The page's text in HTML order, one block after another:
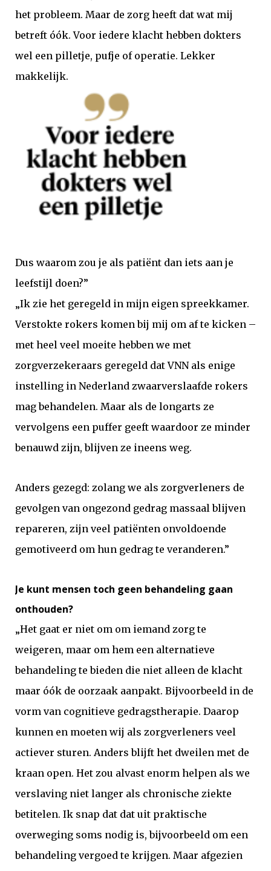
het probleem. Maar de zorg heeft dat wat mij
betreft óók. Voor iedere klacht hebben dokters
wel een pilletje, pufje of operatie. Lekker
makkelijk.
Dus waarom zou je als patiënt dan iets aan je
leefstijl doen?”
„Ik zie het geregeld in mijn eigen spreekkamer.
Verstokte rokers komen bij mij om af te kicken –
met heel veel moeite hebben we met
zorgverzekeraars geregeld dat VNN als enige
instelling in Nederland zwaarverslaafde rokers
mag behandelen. Maar als de longarts ze
vervolgens een puffer geeft waardoor ze minder
benauwd zijn, blijven ze ineens weg.
Anders gezegd: zolang we als zorgverleners de
gevolgen van ongezond gedrag massaal blijven
repareren, zijn veel patiënten onvoldoende
gemotiveerd om hun gedrag te veranderen.”
Je kunt mensen toch geen behandeling gaan
onthouden?
„Het gaat er niet om om iemand zorg te
weigeren, maar om hem een alternatieve
behandeling te bieden die niet alleen de klacht
maar óók de oorzaak aanpakt. Bijvoorbeeld in de
vorm van cognitieve gedragstherapie. Daarop
kunnen en moeten wij als zorgverleners veel
actiever sturen. Anders blijft het dweilen met de
kraan open. Het zou alvast enorm helpen als we
verslaving niet langer als chronische ziekte
betitelen. Ik snap dat dat uit praktische
overweging soms nodig is, bijvoorbeeld om een
behandeling vergoed te krijgen. Maar afgezien